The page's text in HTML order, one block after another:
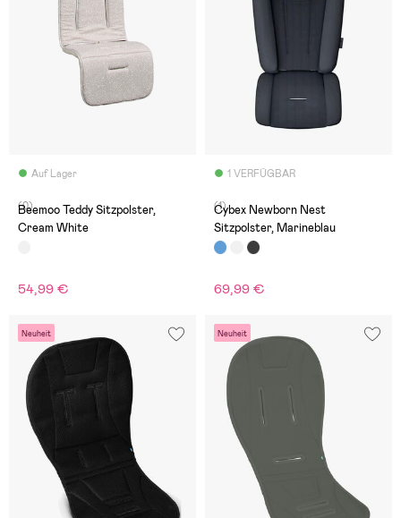
Auf Lager
(0)
Beemoo Teddy Sitzpolster,
Cream White
54,99 €
1 VERFÜGBAR
(1)
Cybex Newborn Nest
Sitzpolster, Marineblau
69,99 €
Neuheit Neuheit